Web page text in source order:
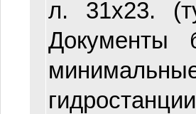
л. 31х23.
Документы